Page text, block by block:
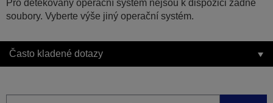
Pro detekovaný operační systém nejsou k dispozici žádné
soubory. Vyberte výše jiný operační systém.
Často kladené dotazy